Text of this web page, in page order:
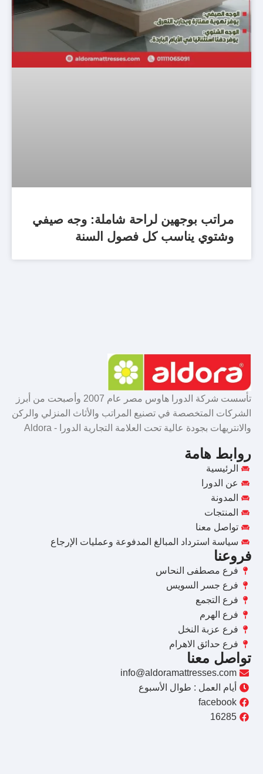
مراتب بوجهين لراحة شاملة: وجه صيفي
وشتوي يناسب كل فصول السنة
تأسست شركة الدورا هاوس مصر عام 2007 وأصبحت من أبرز
الشركات المتخصصة في تصنيع المراتب والأثاث المنزلي والركن
والانتريهات بجودة عالية تحت العلامة التجارية الدورا - Aldora
روابط هامة
الرئيسية
عن الدورا
المدونة
المنتجات
تواصل معنا
سياسة استرداد المبالغ المدفوعة وعمليات الإرجاع
فروعنا
فرع مصطفى النحاس
فرع جسر السويس
فرع التجمع
فرع الهرم
فرع عزبة النخل
فرع حدائق الاهرام
تواصل معنا
info@aldoramattresses.com
أيام العمل : طوال الأسبوع
facebook
16285